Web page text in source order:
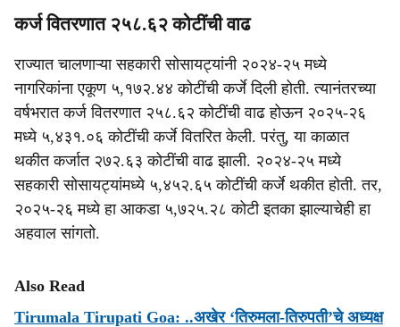
कर्ज वितरणात २५८.६२ कोटींची वाढ
राज्‍यात चालणाऱ्या सहकारी सोसायट्यांनी २०२४-२५ मध्‍ये
नागरिकांना एकूण ५,१७२.४४ कोटींची कर्जे दिली होती. त्‍यानंतरच्‍या
वर्षभरात कर्ज वितरणात २५८.६२ कोटींची वाढ होऊन २०२५-२६
मध्‍ये ५,४३१.०६ कोटींची कर्जे वितरित केली. परंतु, या काळात
थकीत कर्जात २७२.६३ कोटींची वाढ झाली. २०२४-२५ मध्‍ये
सहकारी सोसायट्यांमध्‍ये ५,४५२.६५ कोटींची कर्जे थकीत होती. तर,
२०२५-२६ मध्‍ये हा आकडा ५,७२५.२८ कोटी इतका झाल्‍याचेही हा
अहवाल सांगतो.
Also Read
Tirumala Tirupati Goa: ..अखेर ‘तिरुमला-तिरुपती’चे अध्यक्ष